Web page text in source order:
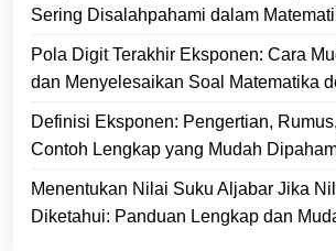
Sering Disalahpahami dalam
Pola Digit Terakhir Eksponen: Cara
dan Menyelesaikan Soal Matematika
Definisi Eksponen: Pengertian,
Contoh Lengkap yang Mudah
Menentukan Nilai Suku Aljabar Jika
Diketahui: Panduan Lengkap dan